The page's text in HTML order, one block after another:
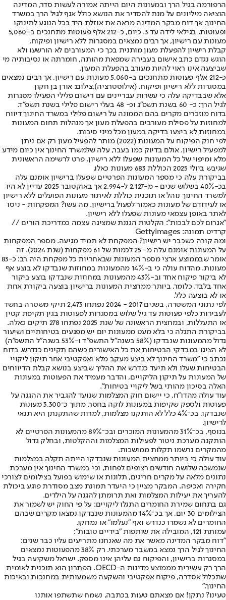
הרפורמה בגיל הרך ובמעונות היום הייתה אמורה לעשות סדר, המדינה
הוציאה מיליונים על מנת להסדיר את הנושא כולל אגף לגיל הרך במשרד
החינוך. אך דוח מבקר המדינה מראה את אוזלת היד בכל הנוגע לתינוקו
ופעוטות, בגילאי לידה עד 3. כיום, כ-212 אלף פעוטות מתחנכים ב-5,060
מעונות עם רישיון, אך רבים נמצאים במסגרות ללא רישיון ופיקוח.
קבלת רישיון להפעלת מעון מותנית בכך כי המעורבים לא הורשעו ולא
הוגש נגדם כתב אישום בעבירה שמפאת ‏מהותה, חומרתה או נסיבותיה מי
שביצעה אינו ראוי להיות מעורב בהפעלת המעון.
כ-212 אלף פעוטות מתחנכים ב-5,060 מעונות עם רישיון, אך רבים נמצאים
במסגרות ללא רישיון ופיקוח. (אילוסטרציה),צילום: אורן בן חקון
אלא שבבדיקה עלה כי עשרות עבריינים עם רישום פלילי הפעילו מסגרות
לגיל הרך: כ- 60 בשנת תשפ"ג וכ- 48 בעלי רישום פלילי בשנת תשפ"ד.
בדוח מוזכרים מקרים בהם הממונה על רישום פלילי במשרד החינוך דיווח
למחוזות על פסילת מעורבים בהפעלת מעון אך מנהלות תחום המעונות
במחוזות לא ביצעו בדיקה במעון מכל מיני סיבות.
לפי חוק הפיקוח על המעונות (2022) מותר להפעיל מעון רק אם ניתן
למפעיל רישיון. אולם בדיוק כמו בעבר, עלה שלמשרד החינוך אין כיום מידע
מלא ומיפוי של כל המעונות שפעלו ללא רישיון, פרט לרשימה הראשונית
שגיבש ביולי 2025 הכוללת 683 מעונות כאלו.
בביקורת עלה כי מספר המעונות הפרטיים שפעלו ברישיון אומנם עלה
בכ-40% בשלוש שנים - מ-2,127 ל-2,994 אך באוקטובר 2025 עדיין לא היו
למשרד החינוך נוהל או תוכנית כוללת לאיתור מעונות הפועלים ללא רישיון
או לעידודם של מעונות כאמור לפעול ברישיון. מה עשו? המפקחות - ניסו
לאתר באופן עצמאי מעונות שפעלו ללא רישיון.
"אגרום לכם לבכות": הקלטות הגננת שמציגה עצמה כמדריכת הורים //
קרדיט תמונה: GettyImages
ומה קורה כשכבר יש רישיון? המפקחת לא תמיד מגיעה. מספר המפקחות
על המעונות אומנם עלה מ- 25 לכמות של 61 מפקחות (שנת 2024). זה
אומר שבממוצע ארצי מספר המעונות שבאחריות כל מפקחת היה רב: כ-83
מעונות. מהדוח עולה כי ב-14% מהמעונות במחוזות שנבדקו לא בוצע אף
לא ביקור פיקוח אחד וב-43% מהמעונות במחוזות שנבדקו בוצע ביקור
אחד בלבד. כלומר, ביותר ממחצית המעונות ברישיון בוצעה ביקורת אחת
או לא בוצעה כלל.
לפי נתוני המשטרה, בשנים 2017 - 2024 נפתחו 2,473 תיקי משטרה בחשד
לעבירות כלפי פעוטות עד גיל שלוש במסגרות לפעוטות בגין תקיפת קטין
או התעללות, ובמחצית הראשונה של שנת 2025 נפתחו 278 תיקים כאלה.
בביקורת התגלה כי בלא מעט ממעונות יום יש מפגעים בטיחותיים ושיעור
גדול מהמעונות שנבדקו (58% בשנה"ל התשפ"ד ו-53% בשנה"ל התשפ"ה)
לא הציגו במבדקי הבטיחות את כל האישורים כשהם תקינים כנדרש. בדוח
נכתב כי "משרד החינוך לא ביצע מעקב מלא ואפקטיבי אחר תיקון ליקויי
הבטיחות שעלו ולא תיעד כנדרש את ההליך שביצע בנושא קבלת הדיווחים
של המעונות על תיקון הליקויים, והדבר מעמיד את הפעוטות במעונות
האלה בסיכון מהותי בשל ליקויי בטיחות".
עוד עולה מהדו"ח, כי יישום חוק המצלמות שנועד להגביר את ההגנה על
פעוטות ולספק שקיפות במעונות לוקה בחסר. מתוך כ־3,300 מעונות
שנבדקו, בכ־4% כלל לא הותקנו מצלמות, למרות שהתקנתן היא תנאי
לרישיון.
בנוסף, בכ־31% מהמעונות המוכרים ובכ־89% מהמעונות הפרטיים לא
הותקנה מערכת ניטור לפעילות המצלמות וההקלטות, ובחלק גדול
מהמקרים נרשמו תקלות ממושכות.
עוד עולה כי ביותר ממחצית המעונות שנבדקו הייתה תקלה במצלמות
שנמשכה שלושה חודשים רצופים לפחות, וכי במשרד החינוך אין מערכת
נתונים מלאה על מקרים חריגים, תלונות או שימוש בפועל בצילומים לצורכי
חקירה ואכיפה. המבקר מציין כי היעדר תמונת מצב מסודרת פוגע ביכולת
להעריך את יעילות המצלמות ואת תרומתן להגנה על הילדים.
גם בתחום שמירת החומרים התגלו ליקויים: על פי החוק יש לשמור את
הצילומים 30 יום, אך בכ־14% מהמעונות שנבדקו נמצאו מקרים שבהם
החומרים לא נשמרו כנדרש ואף "נעלמו" או נמחקו.
עמותת 121, המובילה את שותפות "בידיים טובות":
"דוח מבקר המדינה מאשר את מה שאנחנו מתריעים עליו כבר שנים:
החינוך לגיל הרך נמצא במשבר מערכתי. רק 38% מהפעוטות נמצאים
במסגרות ברישיון, והפיקוח גם עליהן אינו מספק. ישראל משקיעה בגיל
הרך רק עשירית מממוצע מדינות ה-OECD. הפתרון הוא תוכנית לאומית
שתכלול אסדרה, פיקוח אפקטיבי והשקעה משמעותית במחנכות ובאיכות
החינוך."
טעינו? נתקן! אם מצאתם טעות בכתבה, נשמח שתשתפו אותנו